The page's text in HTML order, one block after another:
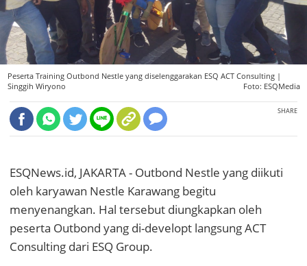
Peserta Training Outbond Nestle yang diselenggarakan ESQ ACT Consulting |
Singgih Wiryono
Foto: ESQMedia
SHARE
ESQNews.id, JAKARTA - Outbond Nestle yang diikuti
oleh karyawan Nestle Karawang begitu
menyenangkan. Hal tersebut diungkapkan oleh
peserta Outbond yang di-developt langsung ACT
Consulting dari ESQ Group.